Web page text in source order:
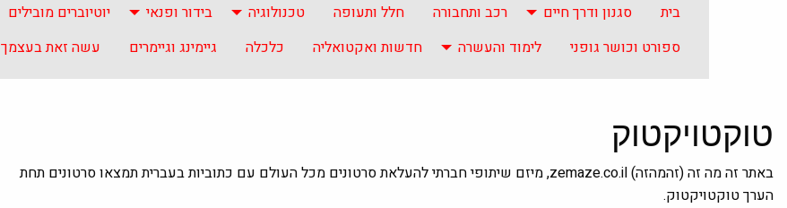
בית סגנון ודרך חיים רכב ותחבורה חלל ותעופה טכנולוגיה בידור ופנאי יוטיוברים מובילים
ספורט וכושר גופני
לימוד והעשרה חדשות ואקטואליה כלכלה גיימינג וגיימרים עשה זאת בעצמך
טוקטויקטוק
באתר זה מה זה (זהמהזה) zemaze.co.il, מיזם שיתופי חברתי להעלאת סרטונים מכל העולם עם כתוביות בעברית תמצאו סרטונים תחת
הערך טוקטויקטוק.